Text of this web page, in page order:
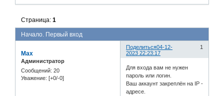
Начало. Первый вход
Страница:1
Поделиться 1
04-12-
2023 22:23:17
Max
Администратор
Сообщений: 20
Уважение: [+0/-0]
Для входа вам не нужен
пароль или логин.
Ваш аккаунт закреплён на IP -
адресе.